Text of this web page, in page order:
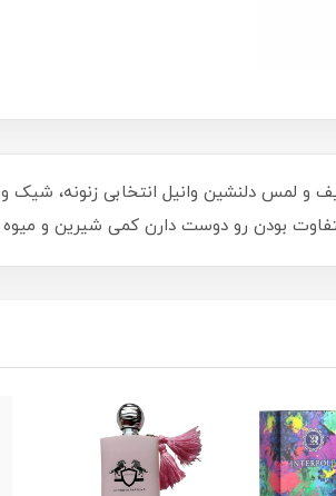
و لمس دلنشین وانیل انتخابی زنونه، شیک
بودن رو دوست دارن كمى شيرين و ميوه